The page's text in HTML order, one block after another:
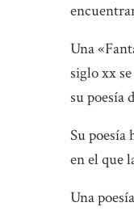
Una
siglo xx
su poesía
Su poesía
en el que
Una